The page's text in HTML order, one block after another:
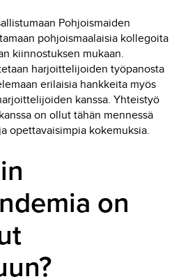
Pohjoismaiden
pohjoismaalaisia kollegoita
kiinnostuksen mukaan.
harjoittelijoiden työpanosta
erilaisia hankkeita myös
kanssa. Yhteistyö
on ollut tähän mennessä
opettavaisimpia kokemuksia.
on